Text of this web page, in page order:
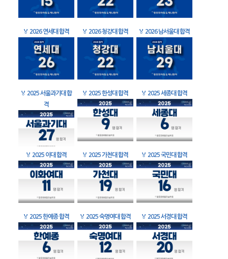
🏅 2026 연세대 합격 🏅 2026 청강대 합격 🏅 2026 남서울대 합격
🏅 2025 서울과기대 합
격
🏅 2025 한성대 합격 🏅 2025 세종대 합격
🏅 2025 이대 합격 🏅 2025 가천대 합격 🏅 2025 국민대 합격
🏅 2025 한예종 합격 🏅 2025 숙명여대 합격 🏅 2025 서경대 합격